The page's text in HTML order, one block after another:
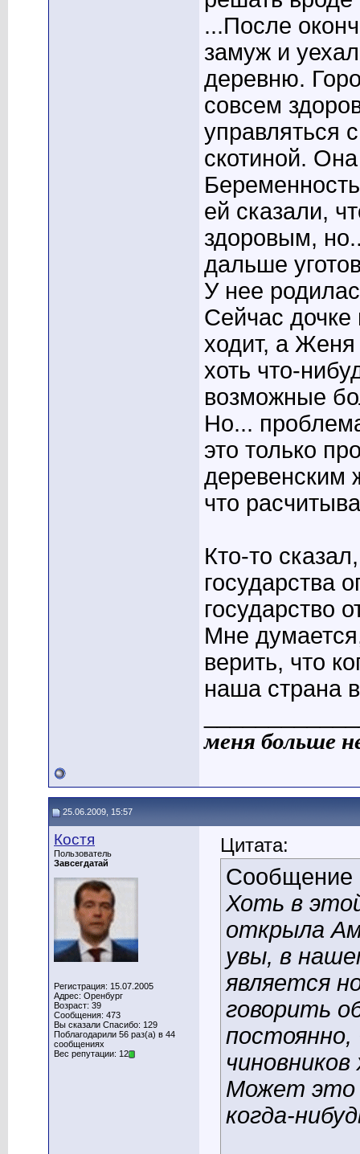
...После
замуж и
деревню.
совсем
управляться
скотиной.
ей сказали,
здоровым,
дальше
У нее
Сейчас дочке
ходит, а Женя
хоть что-
возможные
Но...
это только
деревенским
что
Кто-то
государства
государство
Мне
верить, что
наша страна
меня больше
25.06.2009, 15:57
Костя
Пользователь
Завсегдатай
Регистрация: 15.07.2005
Адрес: Оренбург
Возраст: 39
Сообщения: 473
Вы сказали Спасибо: 129
Поблагодарили 56 раз(а) в 44
сообщениях
Вес репутации: 12
Цитата:
Сообщение
Хоть в
открыла
увы, в
является
говорить
постоянно,
Может это
когда-